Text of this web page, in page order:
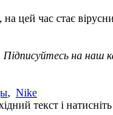
цей час стає
на наш
, Nike
текст і